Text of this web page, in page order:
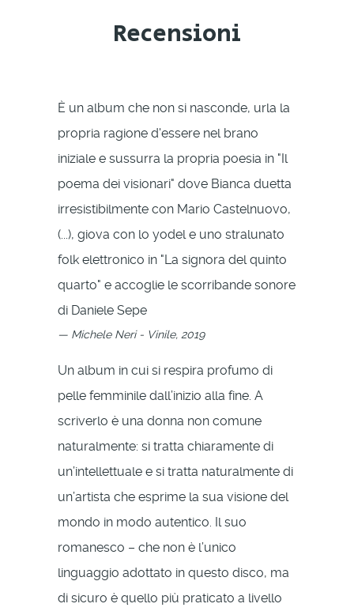
Recensioni
È un album che non si nasconde, urla la
propria ragione d'essere nel brano
iniziale e sussurra la propria poesia in "Il
poema dei visionari" dove Bianca duetta
irresistibilmente con Mario Castelnuovo,
(...), giova con lo yodel e uno stralunato
folk elettronico in "La signora del quinto
quarto" e accoglie le scorribande sonore
di Daniele Sepe
Michele Neri - Vinile, 2019
Un album in cui si respira profumo di
pelle femminile dall’inizio alla fine. A
scriverlo è una donna non comune
naturalmente: si tratta chiaramente di
un’intellettuale e si tratta naturalmente di
un’artista che esprime la sua visione del
mondo in modo autentico. Il suo
romanesco – che non è l’unico
linguaggio adottato in questo disco, ma
di sicuro è quello più praticato a livello